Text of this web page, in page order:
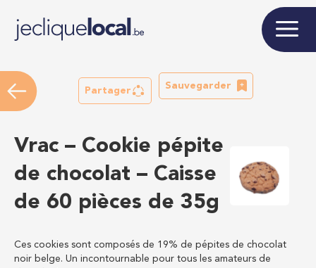
Partager
Sauvegarder
Vrac – Cookie pépite
de chocolat – Caisse
de 60 pièces de 35g
Ces cookies sont composés de 19% de pépites de chocolat
noir belge. Un incontournable pour tous les amateurs de